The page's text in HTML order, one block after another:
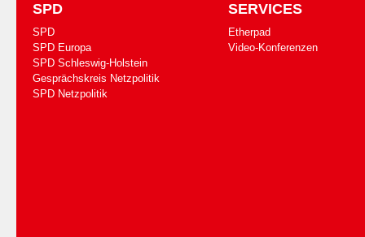
SPD
SPD
SPD Europa
SPD Schleswig-Holstein
Gesprächskreis Netzpolitik
SPD Netzpolitik
SERVICES
Etherpad
Video-Konferenzen